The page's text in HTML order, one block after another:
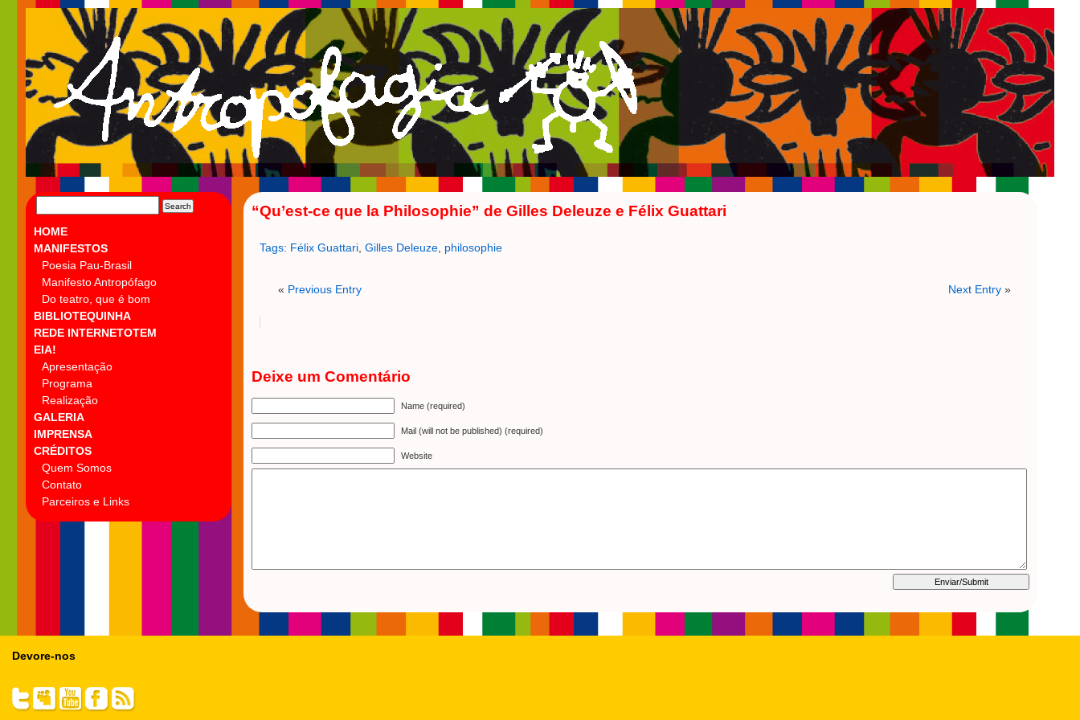
FOR:
HOME
MANIFESTOS
Poesia Pau-Brasil
Manifesto Antropófago
Do teatro, que é bom
BIBLIOTEQUINHA
REDE INTERNETOTEM
EIA!
Apresentação
Programa
Realização
GALERIA
IMPRENSA
CRÉDITOS
Quem Somos
Contato
Parceiros e Links
“Qu’est-ce que la Philosophie” de Gilles Deleuze e Félix Guattari
Tags: Félix Guattari Gilles Deleuze philosophie
« Previous Entry Next Entry »
Deixe um Comentário
Name (required)
Mail (will not be published) (required)
Website
Devore-nos